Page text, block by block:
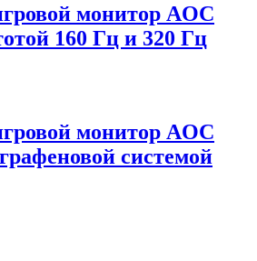
монитор AOC
160 Гц и 320 Гц
монитор AOC
системой